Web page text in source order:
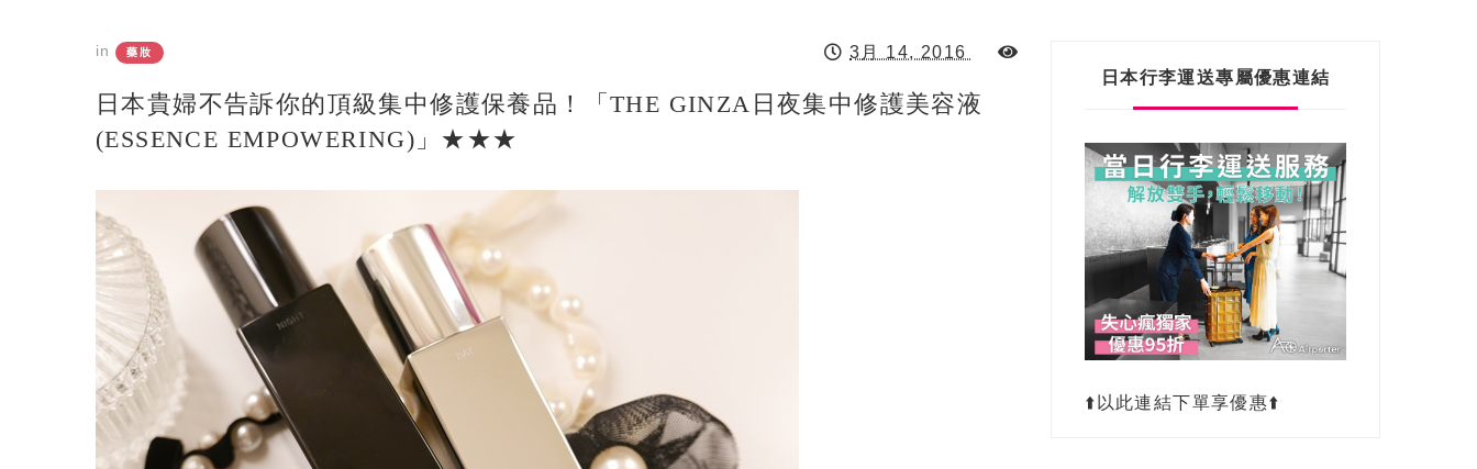
in 藥妝 3月 14, 2016
日本貴婦不告訴你的頂級集中修護保養品！「THE GINZA日夜集中修護美容液
(ESSENCE EMPOWERING)」★★★
日本行李運送專屬優惠連結
⬆️以此連結下單享優惠⬆️